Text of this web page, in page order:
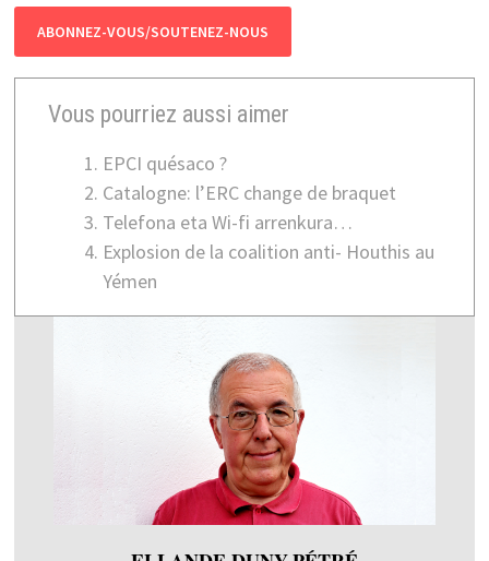
ABONNEZ-VOUS/SOUTENEZ-NOUS
Vous pourriez aussi aimer
EPCI quésaco ?
Catalogne: l’ERC change de braquet
Telefona eta Wi-fi arrenkura…
Explosion de la coalition anti- Houthis au
Yémen